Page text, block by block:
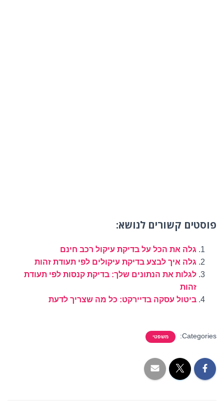
פוסטים קשורים לנושא:
גלה את הכל על בדיקת עיקול רכב חינם
גלה איך לבצע בדיקת עיקולים לפי תעודת זהות
לגלות את הנתונים שלך: בדיקת קנסות לפי תעודת
זהות
ביטול עסקה בדיירקט: כל מה שצריך לדעת
Categories: משפטי